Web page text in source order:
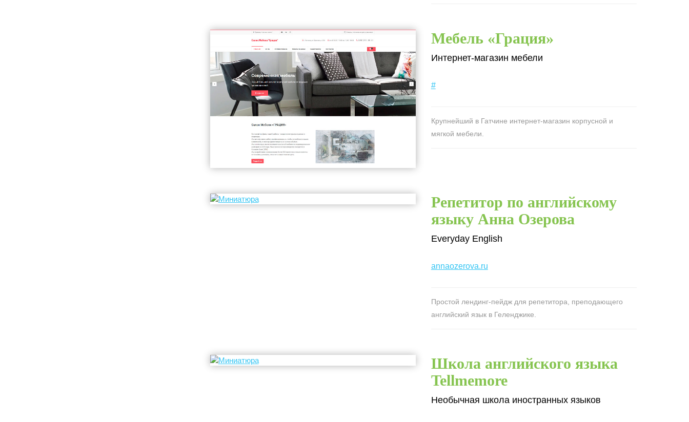
Мебель «Грация»
Интернет-магазин мебели
#
Крупнейший в Гатчине интернет-магазин корпусной и
мягкой мебели.
Репетитор по английскому
языку Анна Озерова
Everyday English
annaozerova.ru
Простой лендинг-пейдж для репетитора, преподающего
английский язык в Геленджике.
Школа английского языка
Tellmemore
Необычная школа иностранных языков